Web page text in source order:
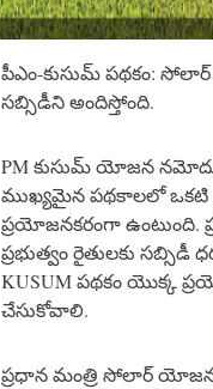
పీఎం-కుసుమ్ పథకం: సోలార్
సబ్సిడీని అందిస్తోంది.
PM కుసుమ్ యోజన నమోదు :
ముఖ్యమైన పథకాలలో ఒకటి
ప్రయోజనకరంగా ఉంటుంది.
ప్రభుత్వం రైతులకు సబ్సిడీ
KUSUM పథకం యొక్క
చేసుకోవాలి.
ప్రధాన మంత్రి సోలార్ యోజన